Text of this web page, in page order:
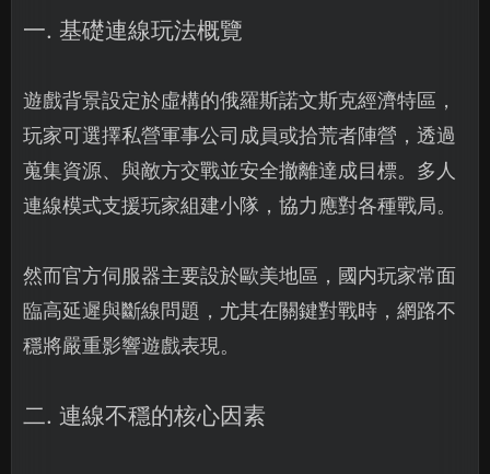
一. 基礎連線玩法概覽
遊戲背景設定於虛構的俄羅斯諾文斯克經濟特區，
玩家可選擇私營軍事公司成員或拾荒者陣營，透過
蒐集資源、與敵方交戰並安全撤離達成目標。多人
連線模式支援玩家組建小隊，協力應對各種戰局。
然而官方伺服器主要設於歐美地區，國内玩家常面
臨高延遲與斷線問題，尤其在關鍵對戰時，網路不
穩將嚴重影響遊戲表現。
二. 連線不穩的核心因素